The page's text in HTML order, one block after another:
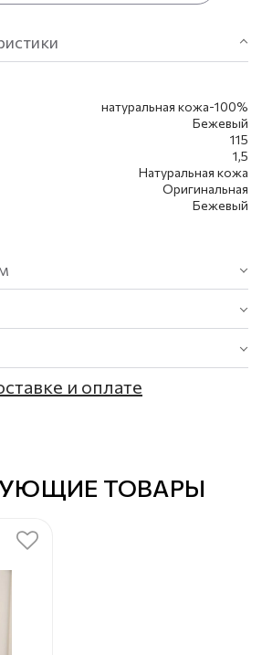
натуральная кожа-100%
Бежевый
115
1,5
Натуральная кожа
Оригинальная
Бежевый
и оплате
ТОВАРЫ